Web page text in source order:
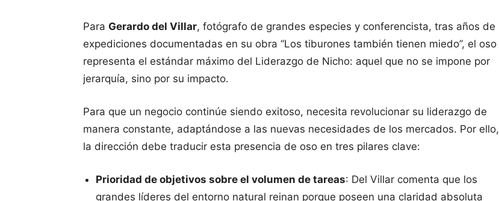
Para Gerardo del Villar, fotógrafo de grandes especies y conferencista, tras años de
expediciones documentadas en su obra “Los tiburones también tienen miedo”, el oso
representa el estándar máximo del Liderazgo de Nicho: aquel que no se impone por
jerarquía, sino por su impacto.
Para que un negocio continúe siendo exitoso, necesita revolucionar su liderazgo de
manera constante, adaptándose a las nuevas necesidades de los mercados. Por ello,
la dirección debe traducir esta presencia de oso en tres pilares clave:
Prioridad de objetivos sobre el volumen de tareas: Del Villar comenta que los
grandes líderes del entorno natural reinan porque poseen una claridad absoluta